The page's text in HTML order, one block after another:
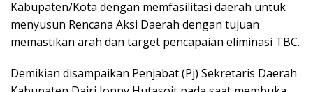
Kabupaten/Kota dengan memfasilitasi daerah untuk
menyusun Rencana Aksi Daerah dengan tujuan
memastikan arah dan target pencapaian eliminasi TBC.
Demikian disampaikan Penjabat (Pj) Sekretaris Daerah